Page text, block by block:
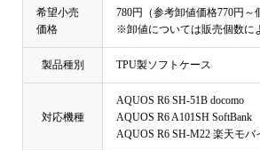
希望小売
価格
780円（参考卸値価格770円～
※卸値については販売個数に
製品種別 TPU製ソフトケース
対応機種
AQUOS R6 SH-51B docomo
AQUOS R6 A101SH SoftBank
AQUOS R6 SH-M22 楽天モバ